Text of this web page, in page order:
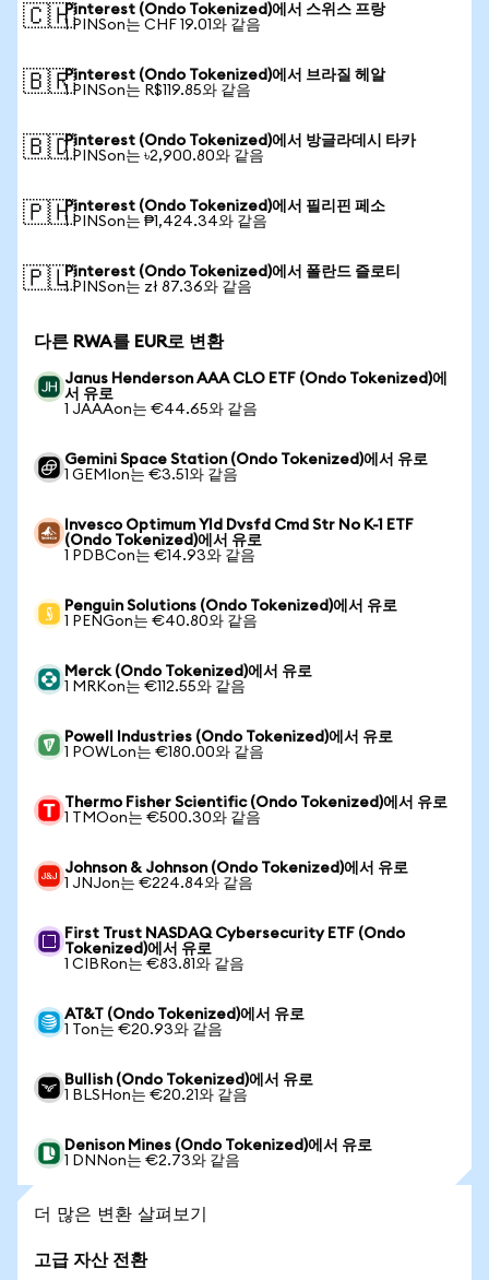
🇨🇭Pinterest (Ondo Tokenized)에서 스위스 프랑
1 PINSon는 CHF 19.01와 같음
🇧🇷Pinterest (Ondo Tokenized)에서 브라질 헤알
1 PINSon는 R$119.85와 같음
🇧🇩Pinterest (Ondo Tokenized)에서 방글라데시 타카
1 PINSon는 ৳2,900.80와 같음
🇵🇭Pinterest (Ondo Tokenized)에서 필리핀 페소
1 PINSon는 ₱1,424.34와 같음
🇵🇱Pinterest (Ondo Tokenized)에서 폴란드 즐로티
1 PINSon는 zł 87.36와 같음
다른 RWA를 EUR로 변환
Janus Henderson AAA CLO ETF (Ondo Tokenized)에
서 유로
1 JAAAon는 €44.65와 같음
Gemini Space Station (Ondo Tokenized)에서 유로
1 GEMIon는 €3.51와 같음
Invesco Optimum Yld Dvsfd Cmd Str No K-1 ETF
(Ondo Tokenized)에서 유로
1 PDBCon는 €14.93와 같음
Penguin Solutions (Ondo Tokenized)에서 유로
1 PENGon는 €40.80와 같음
Merck (Ondo Tokenized)에서 유로
1 MRKon는 €112.55와 같음
Powell Industries (Ondo Tokenized)에서 유로
1 POWLon는 €180.00와 같음
Thermo Fisher Scientific (Ondo Tokenized)에서 유로
1 TMOon는 €500.30와 같음
Johnson & Johnson (Ondo Tokenized)에서 유로
1 JNJon는 €224.84와 같음
First Trust NASDAQ Cybersecurity ETF (Ondo
Tokenized)에서 유로
1 CIBRon는 €83.81와 같음
AT&T (Ondo Tokenized)에서 유로
1 Ton는 €20.93와 같음
Bullish (Ondo Tokenized)에서 유로
1 BLSHon는 €20.21와 같음
Denison Mines (Ondo Tokenized)에서 유로
1 DNNon는 €2.73와 같음
더 많은 변환 살펴보기
고급 자산 전환